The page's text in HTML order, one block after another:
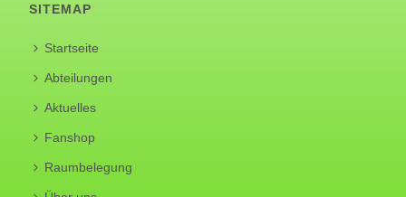
SITEMAP
Startseite
Abteilungen
Aktuelles
Fanshop
Raumbelegung